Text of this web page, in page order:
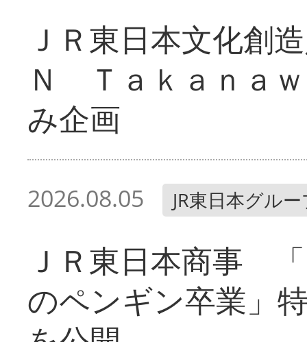
ＪＲ東日本文化創
Ｎ Ｔａｋａｎａ
み企画
2026.08.05 JR東日本グル
ＪＲ東日本商事
のペンギン卒業」